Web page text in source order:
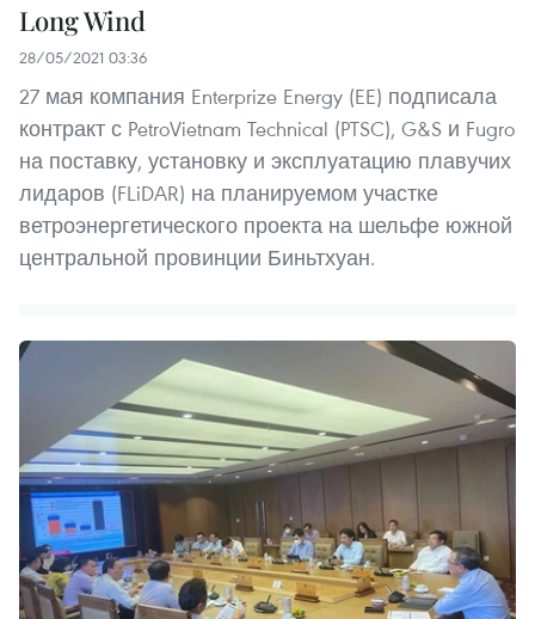
Long Wind
28/05/2021 03:36
27 мая компания Enterprize Energy (EE) подписала
контракт с PetroVietnam Technical (PTSC), G&S и Fugro
на поставку, установку и эксплуатацию плавучих
лидаров (FLiDAR) на планируемом участке
ветроэнергетического проекта на шельфе южной
центральной провинции Биньтхуан.